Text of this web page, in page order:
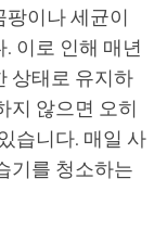
이나 세균이
이로 인해 매년
상태로 유지하
지 않으면 오히
습니다. 매일 사
기를 청소하는